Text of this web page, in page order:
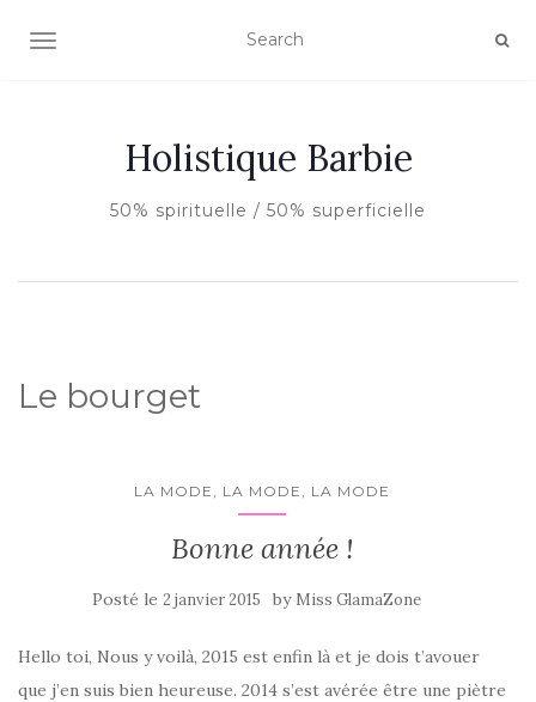
AFFICHER/MASQUER LA NAVIGATION
Holistique Barbie
50% spirituelle / 50% superficielle
Le bourget
LA MODE, LA MODE, LA MODE
Bonne année !
Posté le 2 janvier 2015 by Miss GlamaZone
Hello toi, Nous y voilà, 2015 est enfin là et je dois t’avouer
que j’en suis bien heureuse. 2014 s’est avérée être une piètre